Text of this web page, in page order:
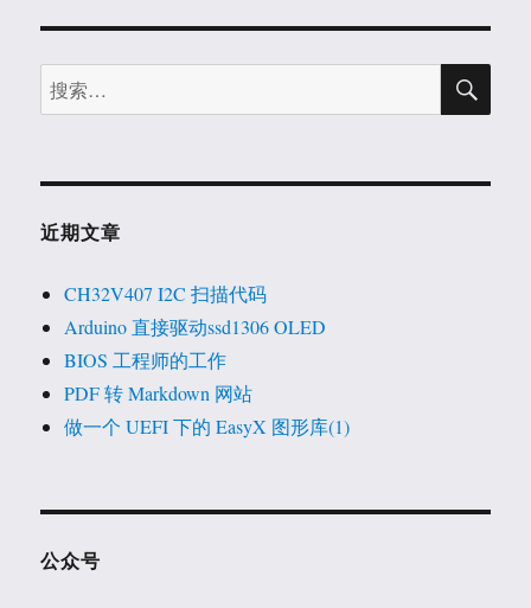
搜
索：
搜
近期文章
CH32V407 I2C 扫描代码
Arduino 直接驱动ssd1306 OLED
BIOS 工程师的工作
PDF 转 Markdown 网站
做一个 UEFI 下的 EasyX 图形库(1)
公众号